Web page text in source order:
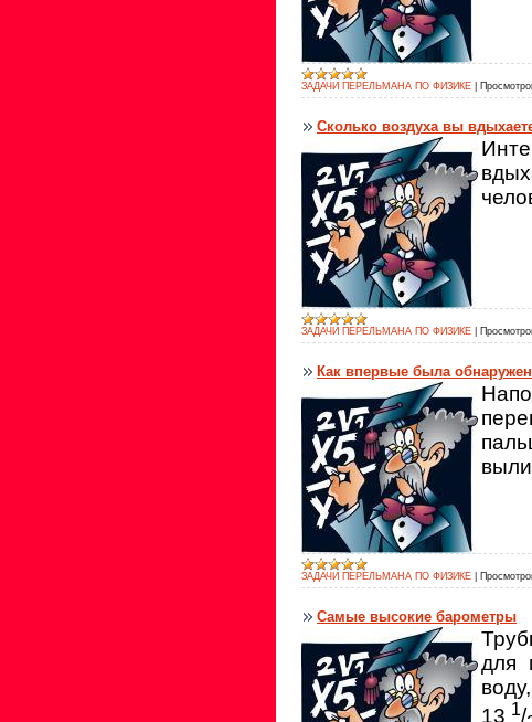
ЗАДАЧИ ПЕРЕЛЬМАНА ПО ФИЗИКЕ
Сколько воздуха вы
ЗАДАЧИ ПЕРЕЛЬМАНА ПО ФИЗИКЕ
Как впервые была
ЗАДАЧИ ПЕРЕЛЬМАНА ПО ФИЗИКЕ
Самые высокие барометры
для
13 1/